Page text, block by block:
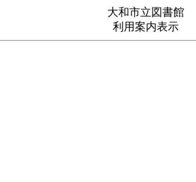
大和市立図書館
利用案内表示